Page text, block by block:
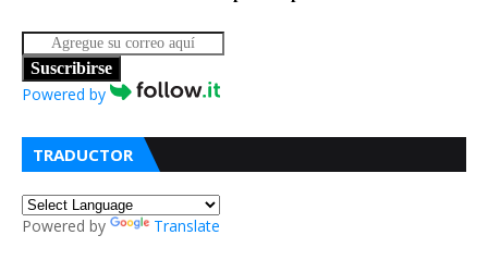
Suscribirse
Powered by
TRADUCTOR
Powered by Translate